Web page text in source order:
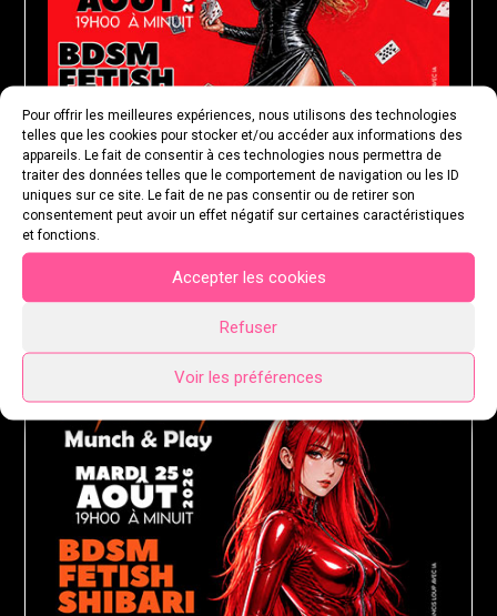
Pour offrir les meilleures expériences, nous utilisons des technologies
telles que les cookies pour stocker et/ou accéder aux informations des
appareils. Le fait de consentir à ces technologies nous permettra de
traiter des données telles que le comportement de navigation ou les ID
uniques sur ce site. Le fait de ne pas consentir ou de retirer son
consentement peut avoir un effet négatif sur certaines caractéristiques
et fonctions.
Accepter les cookies
Refuser
Voir les préférences
MARDI 25 AOÛT 2026